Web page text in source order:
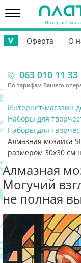
> Оферта О
063 010 11 33
По тарифам Вашего
Интернет-
Интернет-магазин
Наборы для
Наборы для
Алмазная мозаика
размером 30х30 см
Алмазная
Могучий
не полная